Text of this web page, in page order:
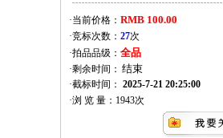
·当前价格： RMB 100.00
·竞标次数： 27次
·拍品品级： 全品
·剩余时间：
·截标时间： 2025-7-21 20:25:00
·浏 览 量： 1943次